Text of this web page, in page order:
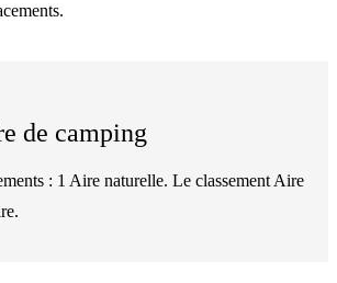
de camping
: 1 Aire naturelle. Le classement Aire